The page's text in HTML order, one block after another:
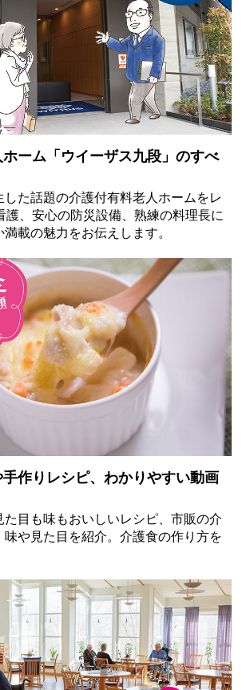
ーム「ウイーザス九段」のすべ
た話題の介護付有料老人ホームをレ
護、安心の防災設備、熟練の料理長に
載の魅力をお伝えします。
作りレシピ、わかりやすい動画
た目も味もおいしいレシピ、市販の介
味や見た目を紹介。介護食の作り方を